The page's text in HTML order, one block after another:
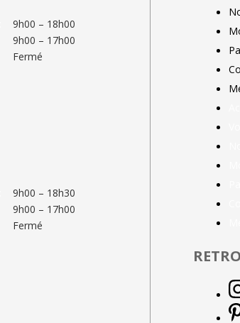
9h00 – 18h00
9h00 – 17h00
Fermé
9h00 – 18h30
9h00 – 17h00
Fermé